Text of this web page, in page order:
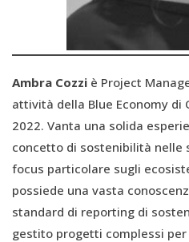
Ambra Cozzi è Project
attività della Blue Economy di
2022. Vanta una solida
concetto di sostenibilità nelle
focus particolare sugli
possiede una vasta
standard di reporting di
gestito progetti complessi per